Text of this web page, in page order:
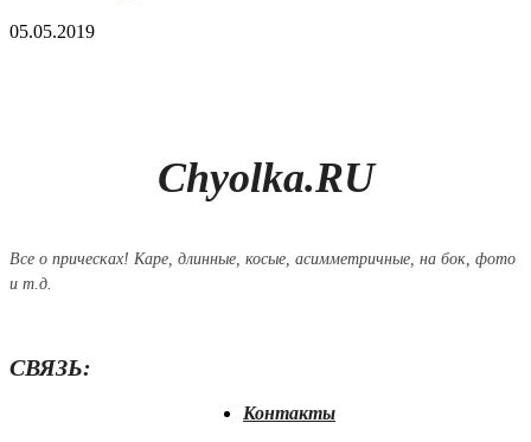
05.05.2019
Chyolka.RU
Все о прическах! Каре, длинные, косые, асимметричные, на бок, фото
и т.д.
СВЯЗЬ:
Контакты